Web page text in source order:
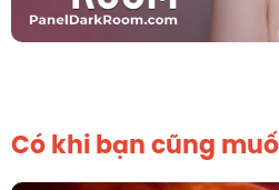
Có khi bạn cũng